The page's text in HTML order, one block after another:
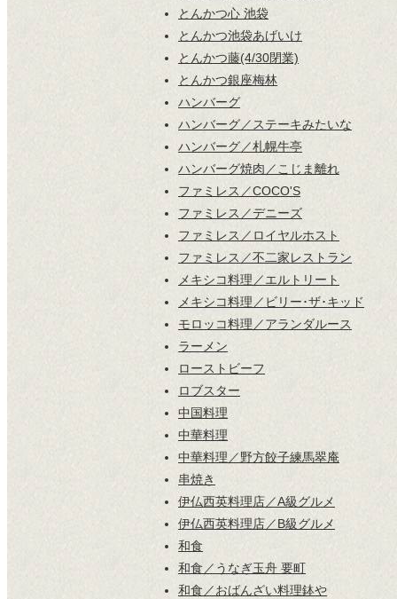
とんかつ心 池袋
とんかつ池袋あげいけ
とんかつ藤(4/30閉業)
とんかつ銀座梅林
ハンバーグ
ハンバーグ／ステーキみたいな
ハンバーグ／札幌牛亭
ハンバーグ焼肉／こじま離れ
ファミレス／COCO'S
ファミレス／デニーズ
ファミレス／ロイヤルホスト
ファミレス／不二家レストラン
メキシコ料理／エルトリート
メキシコ料理／ビリー･ザ･キッド
モロッコ料理／アランダルース
ラーメン
ローストビーフ
ロブスター
中国料理
中華料理
中華料理／野方餃子練馬翠庵
串焼き
伊仏西英料理店／A級グルメ
伊仏西英料理店／B級グルメ
和食
和食／うなぎ玉舟 要町
和食／おばんざい料理鉢や